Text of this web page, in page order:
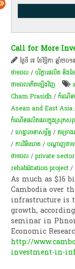
Call for More
ថ្ងៃទី ៧ ខែវិច្ឆិកា ឆ្នាំ២០
ថាមពល /បរិក្ខារផលិត និង
ថាមពលកើតឡើងវិញ
Cham Prasidh /កំណើន​
Asean and East Asia
កំណើន​ផលិតផល​ក្នុង​ស្រុក​សរុ
/ហេដ្ឋារចនាសម្ព័ន្ធ /គម្រោង​
/ការវិនិយោគ /បណ្តាញថា
ថាមពល /private
rehabilitation project /
As much as $16
Cambodia over
infrastructure is
growth,
seminar in
Economic
http://
investment-in-